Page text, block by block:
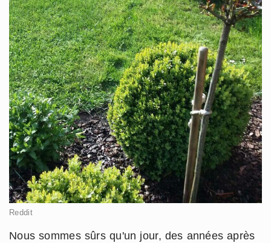
Reddit
Nous sommes sûrs qu'un jour, des années après